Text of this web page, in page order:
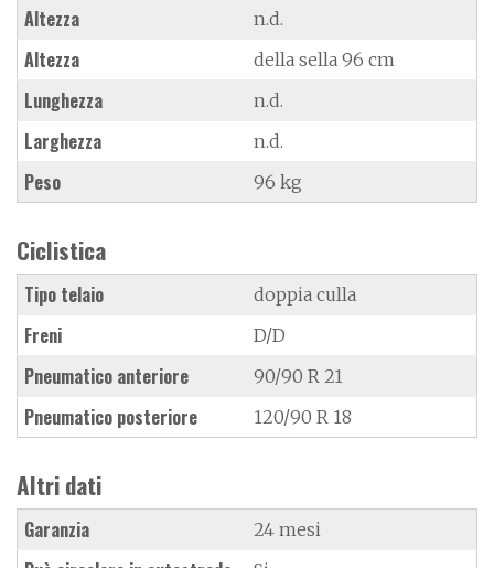
Altezza n.d.
Altezza della sella 96 cm
Lunghezza n.d.
Larghezza n.d.
Peso 96 kg
Ciclistica
Tipo telaio doppia culla
Freni D/D
Pneumatico anteriore 90/90 R 21
Pneumatico posteriore 120/90 R 18
Altri dati
Garanzia 24 mesi